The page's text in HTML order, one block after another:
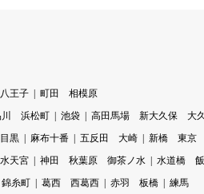
王子
町田 相模原
川 浜松町 池袋 高田馬場 新大久保 大
黒
麻布十番 五反田 大崎 新橋 東京
天宮
神田 秋葉原 御茶ノ水 水道橋
錦糸町 葛西 西葛西 赤羽 板橋 練馬